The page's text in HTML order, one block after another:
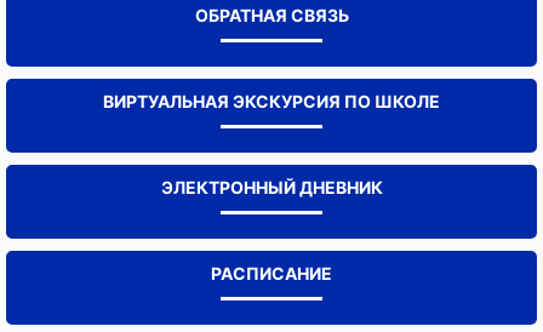
ОБРАТНАЯ СВЯЗЬ
ВИРТУАЛЬНАЯ ЭКСКУРСИЯ ПО ШКОЛЕ
ЭЛЕКТРОННЫЙ ДНЕВНИК
РАСПИСАНИЕ